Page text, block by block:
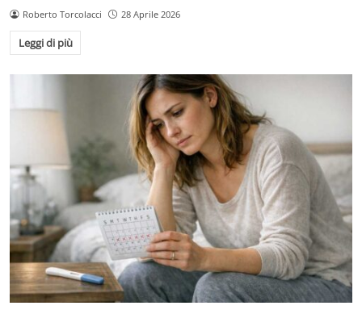
Roberto Torcolacci 28 Aprile 2026
Leggi di più